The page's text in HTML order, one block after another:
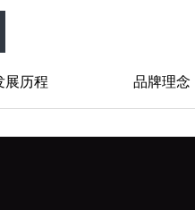
展历程 品牌理念